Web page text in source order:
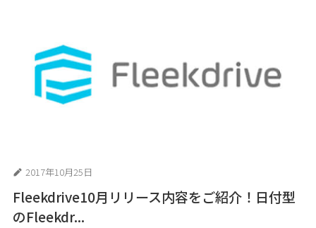
2017年10月25日
Fleekdrive10月リリース内容をご紹介！日付型
のFleekdr...